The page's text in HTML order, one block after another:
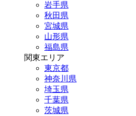
岩手県
秋田県
宮城県
山形県
福島県
関東エリア
東京都
神奈川県
埼玉県
千葉県
茨城県